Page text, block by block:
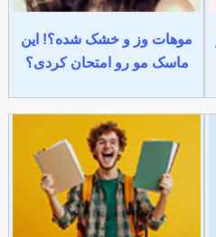
موهات وز و خشک شده؟! این
ماسک مو رو امتحان کردی؟